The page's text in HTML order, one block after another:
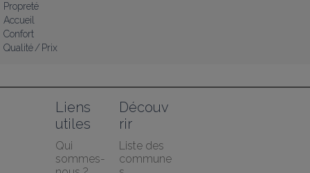
Propreté
Accueil
Confort
Qualité / Prix
Liens
utiles
Qui
sommes-
Découv
rir
Liste des
commune